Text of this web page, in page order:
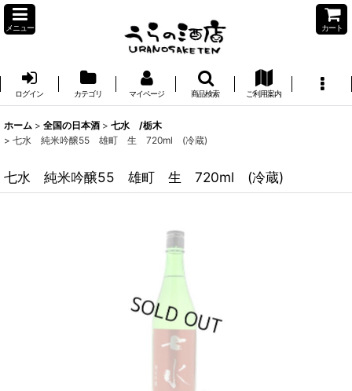
メニュー カート
ログイン カテゴリ マイページ 商品検索 ご利用案内
ホーム > 全国の日本酒 > 七水 /栃木
> 七水 純米吟醸55 雄町 生 720ml (冷蔵)
七水 純米吟醸55 雄町 生 720ml (冷蔵)